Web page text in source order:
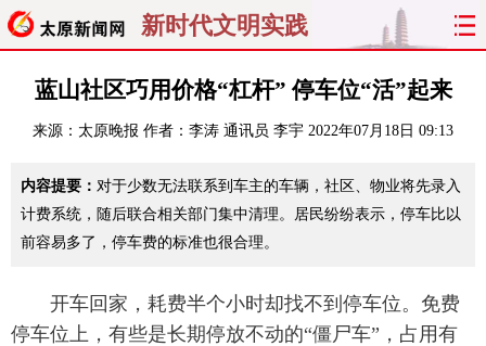
新时代文明实践
首页 聚焦 太原 山西
经济 关注 文明 出行
纵横 曝光 综合 专题
旅游 理财
看天下 晋月读 最太原 网罗民生
蓝山社区巧用价格“杠杆” 停车位“活”起来
来源： 太原晚报 作者：李涛 通讯员 李宇 2022年07月18日 09:13
内容提要： 对于少数无法联系到车主的车辆，社区、物业将先录入
计费系统，随后联合相关部门集中清理。居民纷纷表示，停车比以
前容易多了，停车费的标准也很合理。
开车回家，耗费半个小时却找不到停车位。免费
停车位上，有些是长期停放不动的“僵尸车”，占用有